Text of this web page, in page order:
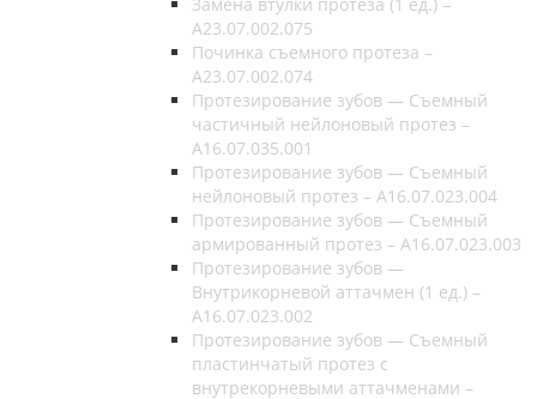
A23.07.002.075
Починка съемного протеза –
A23.07.002.074
Протезирование зубов — Съемный
частичный нейлоновый протез –
A16.07.035.001
Протезирование зубов — Съемный
нейлоновый протез – A16.07.023.004
Протезирование зубов — Съемный
армированный протез – A16.07.023.003
Протезирование зубов —
Внутрикорневой аттачмен (1 ед.) –
A16.07.023.002
Протезирование зубов — Съемный
пластинчатый протез с
внутрекорневыми аттачменами –